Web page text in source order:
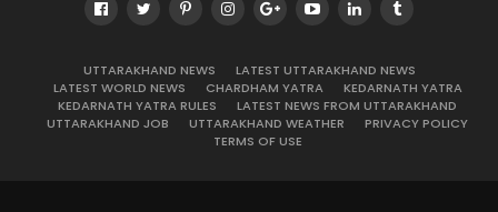
UTTARAKHAND NEWS
LATEST UTTARAKHAND NEWS
LATEST WORLD NEWS
CHARDHAM YATRA
KEDARNATH YATRA
KEDARNATH YATRA RULES
LATEST NEWS FROM UTTARAKHAND
UTTARAKHAND JOB
UTTARAKHAND WEATHER
PRIVACY POLICY
TERMS OF USE